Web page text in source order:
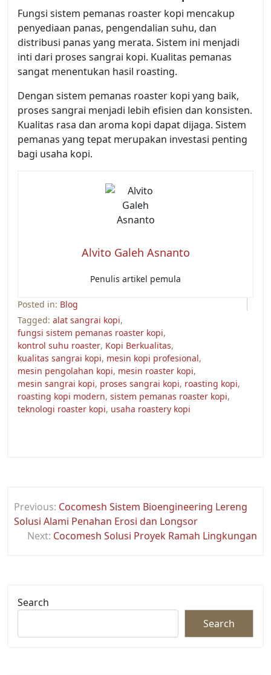
Fungsi sistem pemanas roaster kopi mencakup
penyediaan panas, pengendalian suhu, dan
distribusi panas yang merata. Sistem ini menjadi
inti dari proses sangrai kopi. Kualitas pemanas
sangat menentukan hasil roasting.
Dengan sistem pemanas roaster kopi yang baik,
proses sangrai menjadi lebih efisien dan konsisten.
Kualitas rasa dan aroma kopi dapat dijaga. Sistem
pemanas yang tepat merupakan investasi penting
bagi usaha kopi.
Alvito Galeh Asnanto
Penulis artikel pemula
Posted in: Blog
Tagged: alat sangrai kopi,
fungsi sistem pemanas roaster kopi,
kontrol suhu roaster, Kopi Berkualitas,
kualitas sangrai kopi, mesin kopi profesional,
mesin pengolahan kopi, mesin roaster kopi,
mesin sangrai kopi, proses sangrai kopi, roasting kopi,
roasting kopi modern, sistem pemanas roaster kopi,
teknologi roaster kopi, usaha roastery kopi
navigation
Previous: Cocomesh Sistem Bioengineering Lereng
Solusi Alami Penahan Erosi dan Longsor
Next: Cocomesh Solusi Proyek Ramah Lingkungan
Search
Search